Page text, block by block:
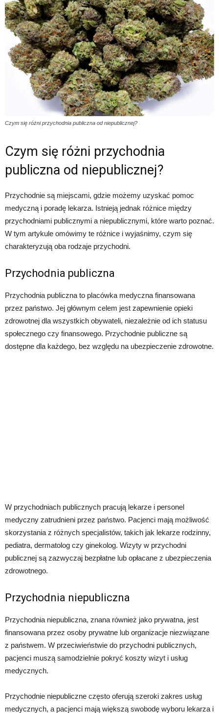
Czym się różni przychodnia publiczna od niepublicznej?
Czym się różni przychodnia
publiczna od niepublicznej?
Przychodnie są miejscami, gdzie możemy uzyskać pomoc
medyczną i poradę lekarza. Istnieją jednak różnice między
przychodniami publicznymi a niepublicznymi, które warto poznać.
W tym artykule omówimy te różnice i wyjaśnimy, czym się
charakteryzują oba rodzaje przychodni.
Przychodnia publiczna
Przychodnia publiczna to placówka medyczna finansowana
przez państwo. Jej głównym celem jest zapewnienie opieki
zdrowotnej dla wszystkich obywateli, niezależnie od ich statusu
społecznego czy finansowego. Przychodnie publiczne są
dostępne dla każdego, bez względu na ubezpieczenie zdrowotne.
W przychodniach publicznych pracują lekarze i personel
medyczny zatrudnieni przez państwo. Pacjenci mają możliwość
skorzystania z różnych specjalistów, takich jak lekarze rodzinny,
pediatra, dermatolog czy ginekolog. Wizyty w przychodni
publicznej są zazwyczaj bezpłatne lub opłacane z ubezpieczenia
zdrowotnego.
Przychodnia niepubliczna
Przychodnia niepubliczna, znana również jako prywatna, jest
finansowana przez osoby prywatne lub organizacje niezwiązane
z państwem. W przeciwieństwie do przychodni publicznych,
pacjenci muszą samodzielnie pokryć koszty wizyt i usług
medycznych.
Przychodnie niepubliczne często oferują szeroki zakres usług
medycznych, a pacjenci mają większą swobodę wyboru lekarza i